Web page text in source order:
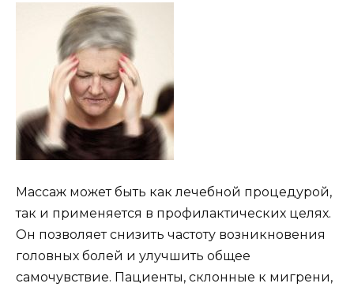
Массаж может быть как лечебной процедурой,
так и применяется в профилактических целях.
Он позволяет снизить частоту возникновения
головных болей и улучшить общее
самочувствие. Пациенты, склонные к мигрени,